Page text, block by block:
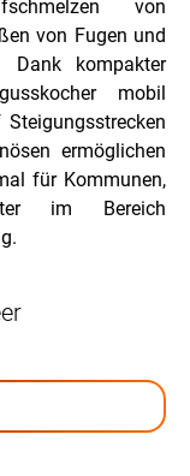
von
von Fugen und
Dank kompakter
mobil
ermöglichen
für Kommunen,
im Bereich